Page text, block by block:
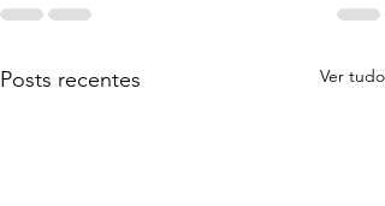
Posts recentes Ver tudo